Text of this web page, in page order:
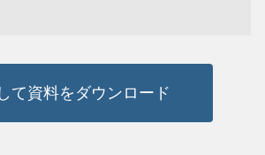
て資料をダウンロード